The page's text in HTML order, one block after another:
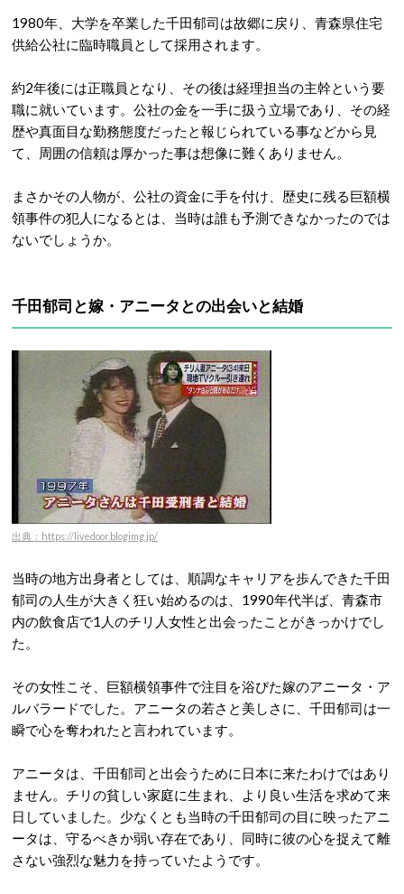
1980年、大学を卒業した千田郁司は故郷に戻り、青森県住宅
供給公社に臨時職員として採用されます。
約2年後には正職員となり、その後は経理担当の主幹という要
職に就いています。公社の金を一手に扱う立場であり、その経
歴や真面目な勤務態度だったと報じられている事などから見
て、周囲の信頼は厚かった事は想像に難くありません。
まさかその人物が、公社の資金に手を付け、歴史に残る巨額横
領事件の犯人になるとは、当時は誰も予測できなかったのでは
ないでしょうか。
千田郁司と嫁・アニータとの出会いと結婚
出典：https://livedoor.blogimg.jp/
当時の地方出身者としては、順調なキャリアを歩んできた千田
郁司の人生が大きく狂い始めるのは、1990年代半ば、青森市
内の飲食店で1人のチリ人女性と出会ったことがきっかけでし
た。
その女性こそ、巨額横領事件で注目を浴びた嫁のアニータ・ア
ルバラードでした。アニータの若さと美しさに、千田郁司は一
瞬で心を奪われたと言われています。
アニータは、千田郁司と出会うために日本に来たわけではあり
ません。チリの貧しい家庭に生まれ、より良い生活を求めて来
日していました。少なくとも当時の千田郁司の目に映ったアニ
ータは、守るべきか弱い存在であり、同時に彼の心を捉えて離
さない強烈な魅力を持っていたようです。